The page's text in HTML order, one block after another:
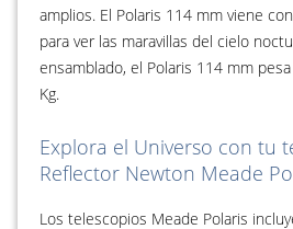
amplios. El Polaris 114 mm viene
para ver las maravillas del cielo
ensamblado, el Polaris 114 mm
Kg.
Explora el Universo con tu
Reflector Newton Meade
Los telescopios Meade Polaris